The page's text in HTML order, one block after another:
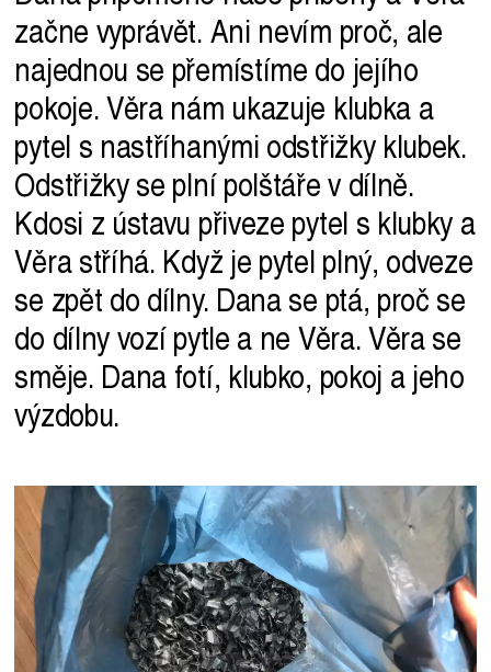
začne vyprávět. Ani nevím proč, ale
najednou se přemístíme do jejího
pokoje. Věra nám ukazuje klubka a
pytel s nastříhanými odstřižky klubek.
Odstřižky se plní polštáře v dílně.
Kdosi z ústavu přiveze pytel s klubky a
Věra stříhá. Když je pytel plný, odveze
se zpět do dílny. Dana se ptá, proč se
do dílny vozí pytle a ne Věra. Věra se
směje. Dana fotí, klubko, pokoj a jeho
výzdobu.